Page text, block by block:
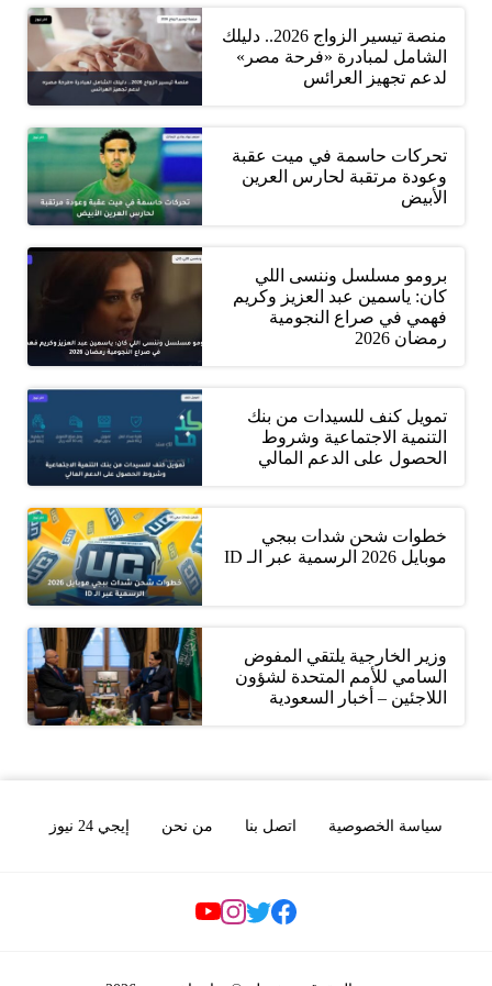
منصة تيسير الزواج 2026.. دليلك
الشامل لمبادرة «فرحة مصر»
لدعم تجهيز العرائس
تحركات حاسمة في ميت عقبة
وعودة مرتقبة لحارس العرين
الأبيض
برومو مسلسل وننسى اللي
كان: ياسمين عبد العزيز وكريم
فهمي في صراع النجومية
رمضان 2026
تمويل كنف للسيدات من بنك
التنمية الاجتماعية وشروط
الحصول على الدعم المالي
خطوات شحن شدات ببجي
موبايل 2026 الرسمية عبر الـ ID
وزير الخارجية يلتقي المفوض
السامي للأمم المتحدة لشؤون
اللاجئين – أخبار السعودية
سياسة الخصوصية اتصل بنا من نحن إيجي 24 نيوز
Social Links